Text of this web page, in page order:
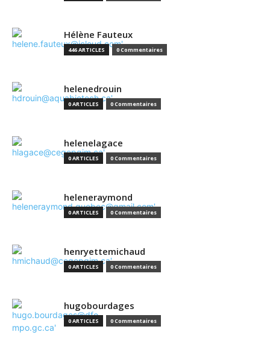
Hélène Fauteux
446 ARTICLES 0 Commentaires
helenedrouin
0 ARTICLES 0 Commentaires
helenelagace
0 ARTICLES 0 Commentaires
heleneraymond
0 ARTICLES 0 Commentaires
henryettemichaud
0 ARTICLES 0 Commentaires
hugobourdages
0 ARTICLES 0 Commentaires